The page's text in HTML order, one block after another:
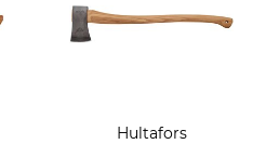
Hultafors